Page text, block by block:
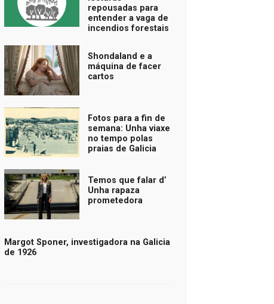
repousadas para
entender a vaga de
incendios forestais
Shondaland e a
máquina de facer
cartos
Fotos para a fin de
semana: Unha viaxe
no tempo polas
praias de Galicia
Temos que falar d’
Unha rapaza
prometedora
Margot Sponer, investigadora na Galicia
de 1926